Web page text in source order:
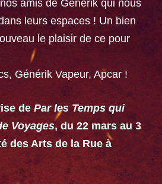
amis de Générik qui nous
leurs espaces ! Un bien
le plaisir de ce pour
Générik Vapeur, Apcar !
de Par les Temps qui
Voyages, du 22 mars au 3
des Arts de la Rue à